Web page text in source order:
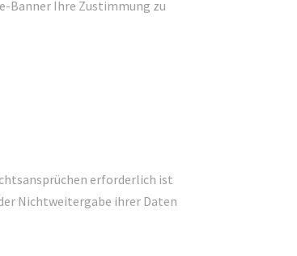
Banner Ihre Zustimmung zu
erforderlich ist
Nichtweitergabe ihrer Daten